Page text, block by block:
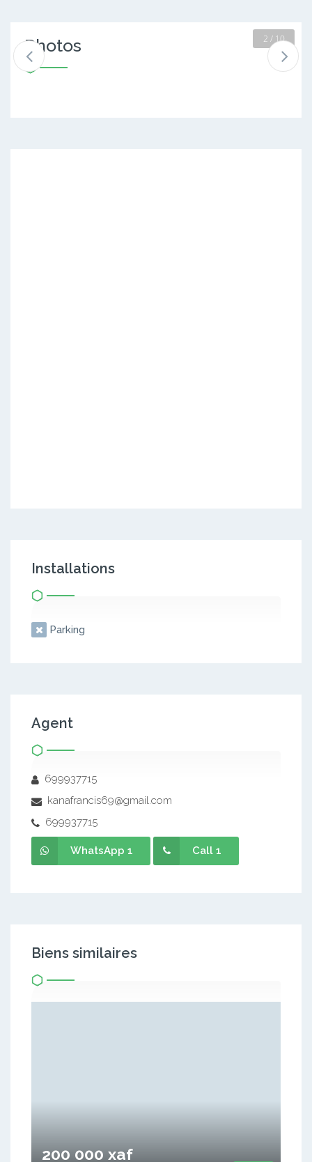
Photos 2 / 10
Installations
Parking
Agent
699937715
kanafrancis69@gmail.com
699937715
WhatsApp 1 Call 1
Biens similaires
200 000 xaf